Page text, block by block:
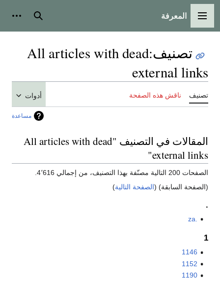
القائمة الرئيسية
المعرفة بحث
تصنيف:
All articles with dead
external links
تصنيف ناقش هذه الصفحة أدوات
مساعدة
المقالات في التصنيف "All articles with dead
external links"
الصفحات 200 التالية مصنّفة بهذا التصنيف، من إجمالي 4٬616.
(الصفحة السابقة) (الصفحة التالية)
.
1
1146
1152
1190